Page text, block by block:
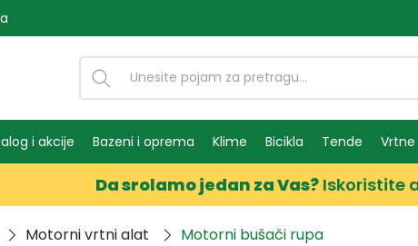
navigaciju
i akcije Bazeni i oprema Klime Bicikla Tende
Da srolamo jedan za Vas? Iskoristite
Motorni vrtni alat Motorni bušači rupa